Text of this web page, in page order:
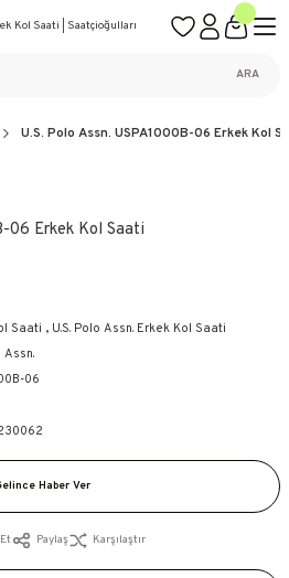
ÜRÜN GARANTİSİ
ARA
U.S. Polo Assn. USPA1000B-06 Erkek Kol
06 Erkek Kol Saati
Saati , U.S. Polo Assn. Erkek Kol Saati
Assn.
06
Haber Ver
Paylaş Karşılaştır